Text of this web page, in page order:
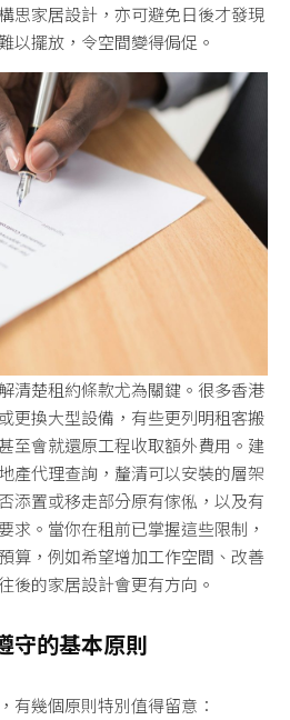
思家居設計，亦可避免日後才發現
以擺放，令空間變得侷促。
清楚租約條款尤為關鍵。很多香港
更換大型設備，有些更列明租客搬
至會就還原工程收取額外費用。建
產代理查詢，釐清可以安裝的層架
添置或移走部分原有傢俬，以及有
求。當你在租前已掌握這些限制，
算，例如希望增加工作空間、改善
後的家居設計會更有方向。
守的基本原則
有幾個原則特別值得留意：